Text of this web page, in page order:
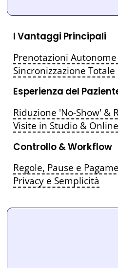
I Vantaggi Principali
Prenotazioni
Sincronizzazione Totale
Esperienza del
Riduzione 'No-Show' &
Visite in Studio & Online
Controllo & Workflow
Regole, Pause e
Privacy e Semplicità